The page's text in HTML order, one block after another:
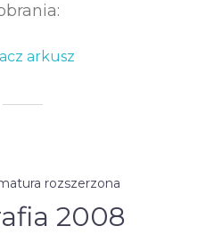
arkusz
rozszerzona
2008